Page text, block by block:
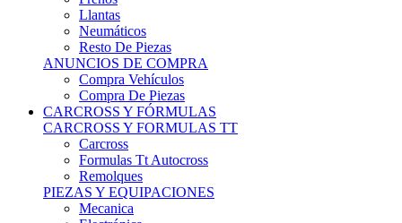
Llantas
Neumáticos
Resto De Piezas
ANUNCIOS DE COMPRA
Compra Vehículos
Compra De Piezas
CARCROSS Y FÓRMULAS
CARCROSS Y FORMULAS TT
Carcross
Formulas Tt Autocross
Remolques
PIEZAS Y EQUIPACIONES
Mecanica